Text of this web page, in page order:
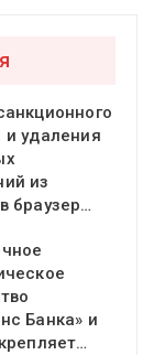
и удаления
из
браузер…
Банка» и